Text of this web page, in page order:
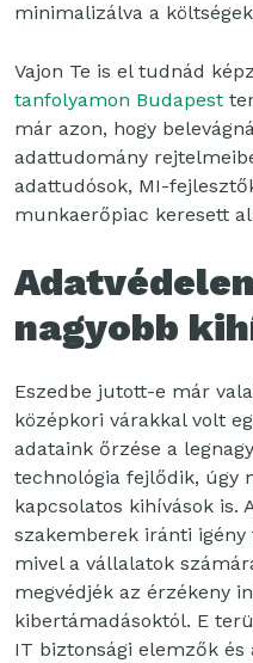
minimalizálva a
Vajon Te is el tudnád
tanfolyamon Budapest
már azon, hogy
adattudomány
adattudósok, MI-
munkaerőpiac keresett
nagyobb
Eszedbe jutott-e már
középkori várakkal volt
adataink őrzése a
technológia fejlődik, úgy
kapcsolatos kihívások is.
szakemberek iránti
mivel a vállalatok
megvédjék az érzékeny
kibertámadásoktól. E
IT biztonsági elemzők és